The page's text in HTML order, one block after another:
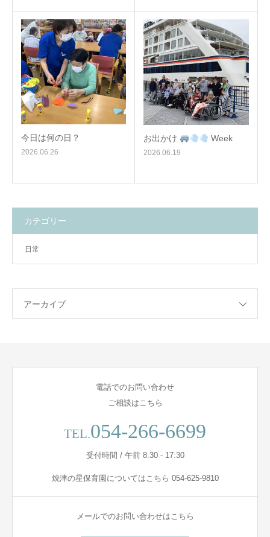
今日は何の日？
2026.06.26
お出かけ Week
2026.06.19
カテゴリー
日常
アーカイブ
電話でのお問い合わせ
ご相談はこちら
TEL.054-266-6699
受付時間 / 午前 8:30 - 17:30
焼津の星保育園についてはこちら 054-625-9810
メールでのお問い合わせはこちら